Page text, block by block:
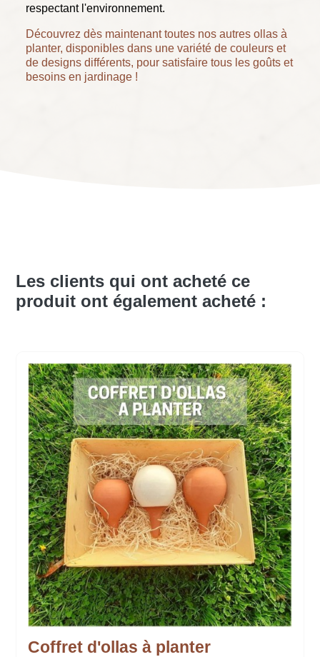
respectant l'environnement.
Découvrez dès maintenant toutes nos autres ollas à
planter, disponibles dans une variété de couleurs et
de designs différents, pour satisfaire tous les goûts et
besoins en jardinage !
Les clients qui ont acheté ce
produit ont également acheté :
Coffret d'ollas à planter